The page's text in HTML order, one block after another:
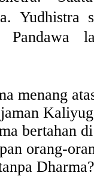
Yudhistra
menang
bertahan
orang-